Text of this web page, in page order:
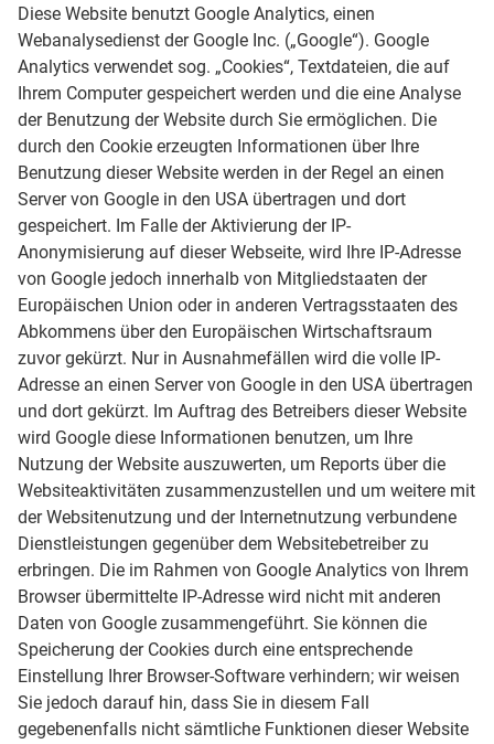
Diese Website benutzt Google Analytics, einen
Webanalysedienst der Google Inc. („Google“). Google
Analytics verwendet sog. „Cookies“, Textdateien, die auf
Ihrem Computer gespeichert werden und die eine Analyse
der Benutzung der Website durch Sie ermöglichen. Die
durch den Cookie erzeugten Informationen über Ihre
Benutzung dieser Website werden in der Regel an einen
Server von Google in den USA übertragen und dort
gespeichert. Im Falle der Aktivierung der IP-
Anonymisierung auf dieser Webseite, wird Ihre IP-Adresse
von Google jedoch innerhalb von Mitgliedstaaten der
Europäischen Union oder in anderen Vertragsstaaten des
Abkommens über den Europäischen Wirtschaftsraum
zuvor gekürzt. Nur in Ausnahmefällen wird die volle IP-
Adresse an einen Server von Google in den USA übertragen
und dort gekürzt. Im Auftrag des Betreibers dieser Website
wird Google diese Informationen benutzen, um Ihre
Nutzung der Website auszuwerten, um Reports über die
Websiteaktivitäten zusammenzustellen und um weitere mit
der Websitenutzung und der Internetnutzung verbundene
Dienstleistungen gegenüber dem Websitebetreiber zu
erbringen. Die im Rahmen von Google Analytics von Ihrem
Browser übermittelte IP-Adresse wird nicht mit anderen
Daten von Google zusammengeführt. Sie können die
Speicherung der Cookies durch eine entsprechende
Einstellung Ihrer Browser-Software verhindern; wir weisen
Sie jedoch darauf hin, dass Sie in diesem Fall
gegebenenfalls nicht sämtliche Funktionen dieser Website